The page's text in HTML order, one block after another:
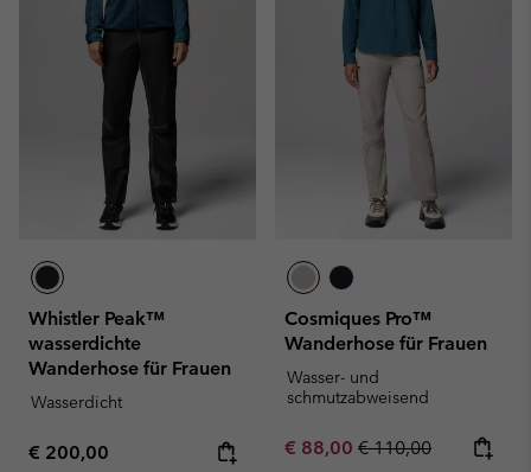
Whistler Peak™
wasserdichte
Wanderhose für Frauen
Wasserdicht
Regular price:
€ 200,00
Cosmiques Pro™
Wanderhose für Frauen
Wasser- und
schmutzabweisend
Sale price:
€ 88,00 Regular price:
€ 110,00